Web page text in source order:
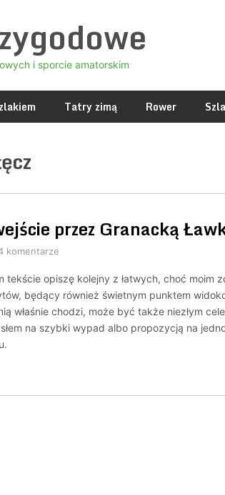
i sporcie amatorskim
Tatry zimą Rower
przez Granacką
komentarze
tekście opiszę kolejny z łatwych, choć moim
będący również świetnym punktem
właśnie chodzi, może być także niezłym
na szybki wypad albo propozycją na